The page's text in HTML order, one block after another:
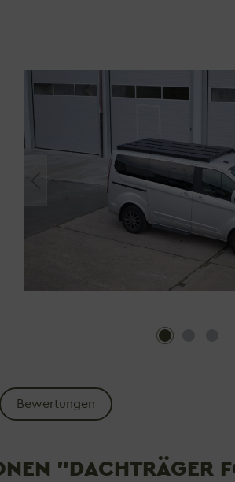
Bewertungen
"DACHTRÄGER